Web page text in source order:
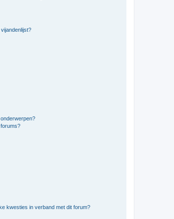
kwesties in verband met dit forum?